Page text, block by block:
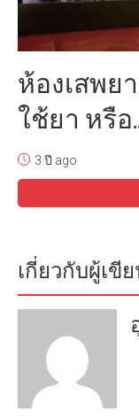
ห้องเสพย
ใช้ยา หรือ
3 ปี ago
เกี่ยวกับผู้เขี